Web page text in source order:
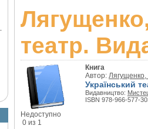
театр.
Недоступно
0 из 1
Книга
Автор: Лягущенко,
Український
Видавництво:
ISBN 978-966-577-